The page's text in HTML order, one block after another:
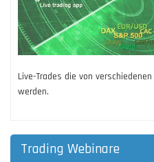
Live-Trades die von verschiedenen
werden.
Trading Webinare